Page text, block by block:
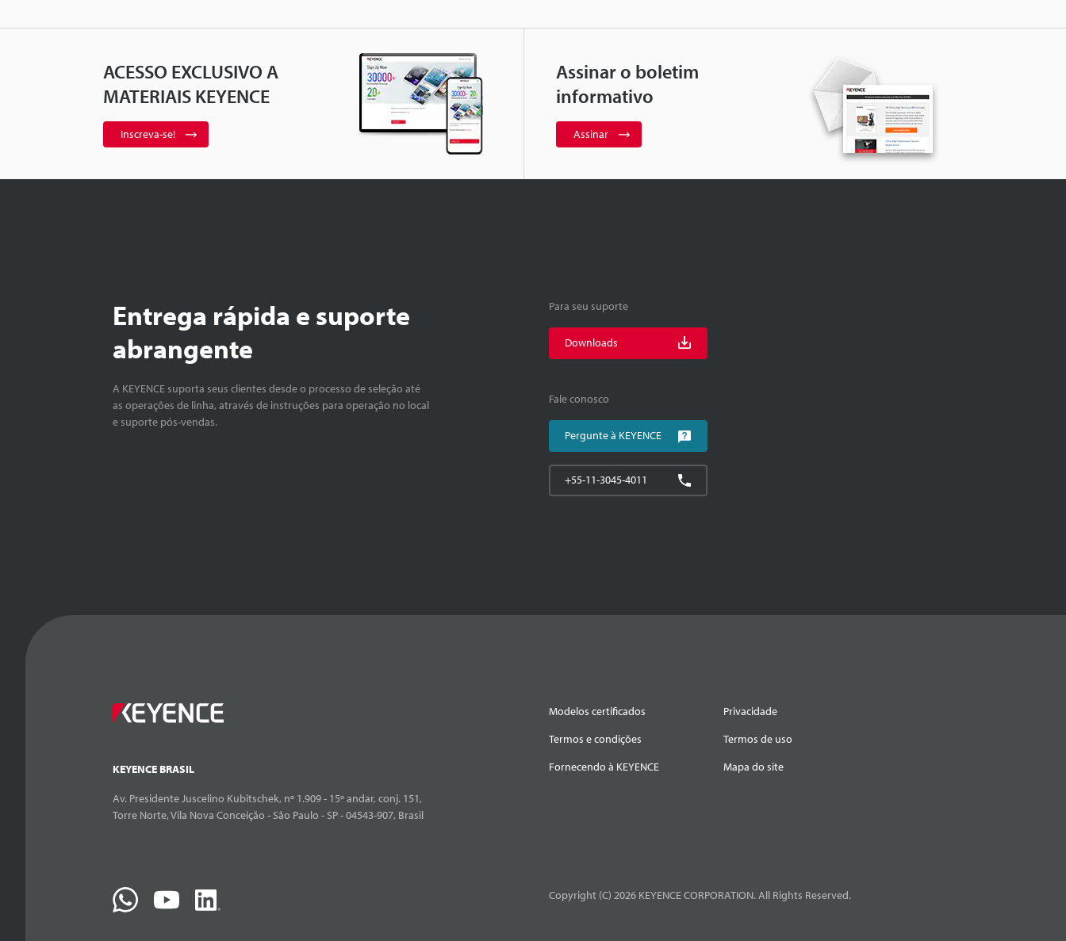
ACESSO EXCLUSIVO A
MATERIAIS KEYENCE
Inscreva-se!
Assinar o boletim
informativo
Assinar
Entrega rápida e suporte
abrangente
A KEYENCE suporta seus clientes desde o processo de seleção até
as operações de linha, através de instruções para operação no local
e suporte pós-vendas.
Para seu suporte
Downloads
Fale conosco
Pergunte à KEYENCE
+55-11-3045-4011
KEYENCE BRASIL
Av. Presidente Juscelino Kubitschek, nº 1.909 - 15º andar, conj. 151,
Torre Norte, Vila Nova Conceição - São Paulo - SP - 04543-907, Brasil
Modelos certificados
Privacidade
Termos e condições
Termos de uso
Fornecendo à KEYENCE
Mapa do site
Copyright (C) 2026 KEYENCE CORPORATION. All Rights Reserved.